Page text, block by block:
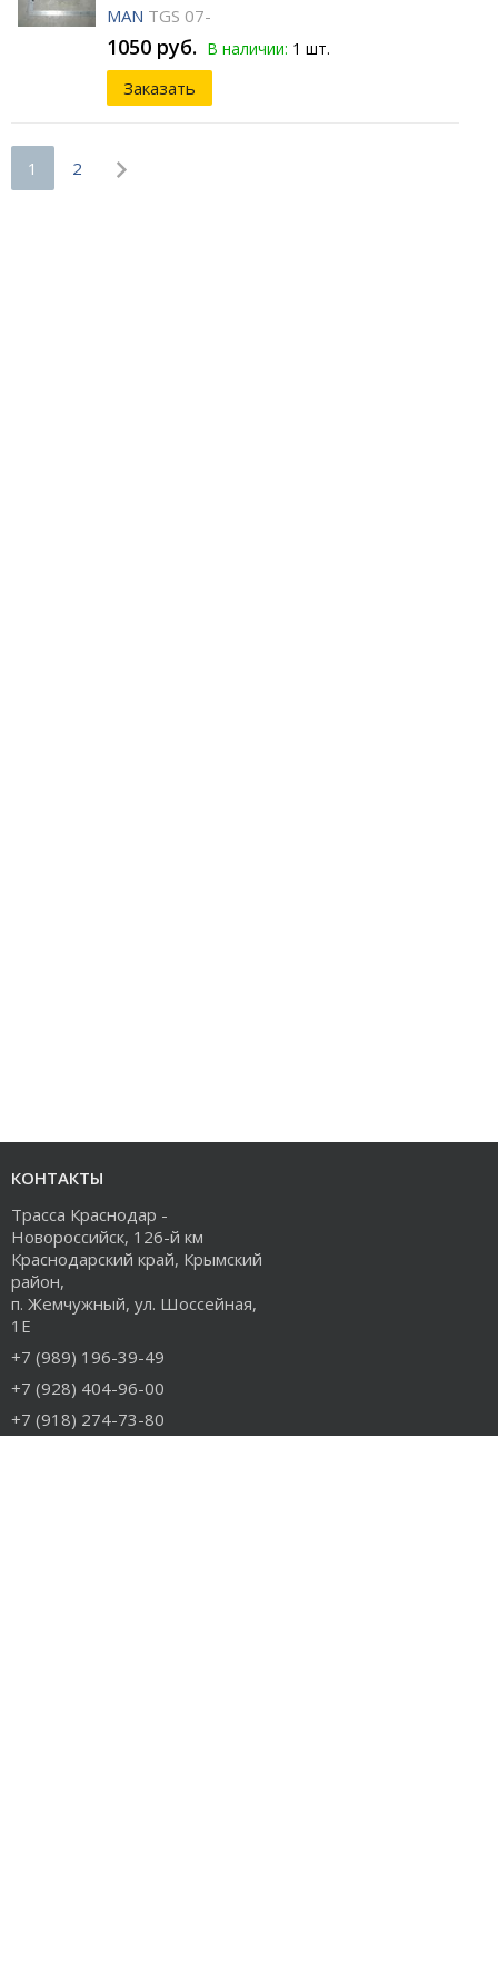
MAN TGS 07-
1050 руб. В наличии: 1 шт.
Заказать
1 2
КОНТАКТЫ
Трасса Краснодар -
Новороссийск, 126-й км
Краснодарский край, Крымский
район,
п. Жемчужный, ул. Шоссейная,
1Е
+7 (989) 196-39-49
+7 (928) 404-96-00
+7 (918) 274-73-80